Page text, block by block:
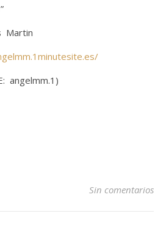
Martin
angelmm.1)
Sin comentarios